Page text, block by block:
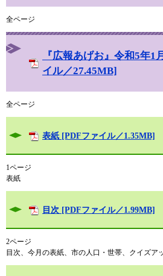
全ページ
『広報あげお』令和5年1
イル／27.45MB]
全ページ
表紙 [PDFファイル／1.35MB]
1ページ
表紙
目次 [PDFファイル／1.99MB]
2ページ
目次、今月の表紙、市の人口・世帯、クイズア